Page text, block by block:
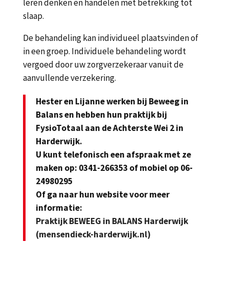
leren denken en handelen met betrekking tot
slaap.
De behandeling kan individueel plaatsvinden of
in een groep. Individuele behandeling wordt
vergoed door uw zorgverzekeraar vanuit de
aanvullende verzekering.
Hester en Lijanne werken bij Beweeg in
Balans en hebben hun praktijk bij
FysioTotaal aan de Achterste Wei 2 in
Harderwijk.
U kunt telefonisch een afspraak met ze
maken op: 0341-266353 of mobiel op 06-
24980295
Of ga naar hun website voor meer
informatie:
Praktijk BEWEEG in BALANS Harderwijk
(mensendieck-harderwijk.nl)